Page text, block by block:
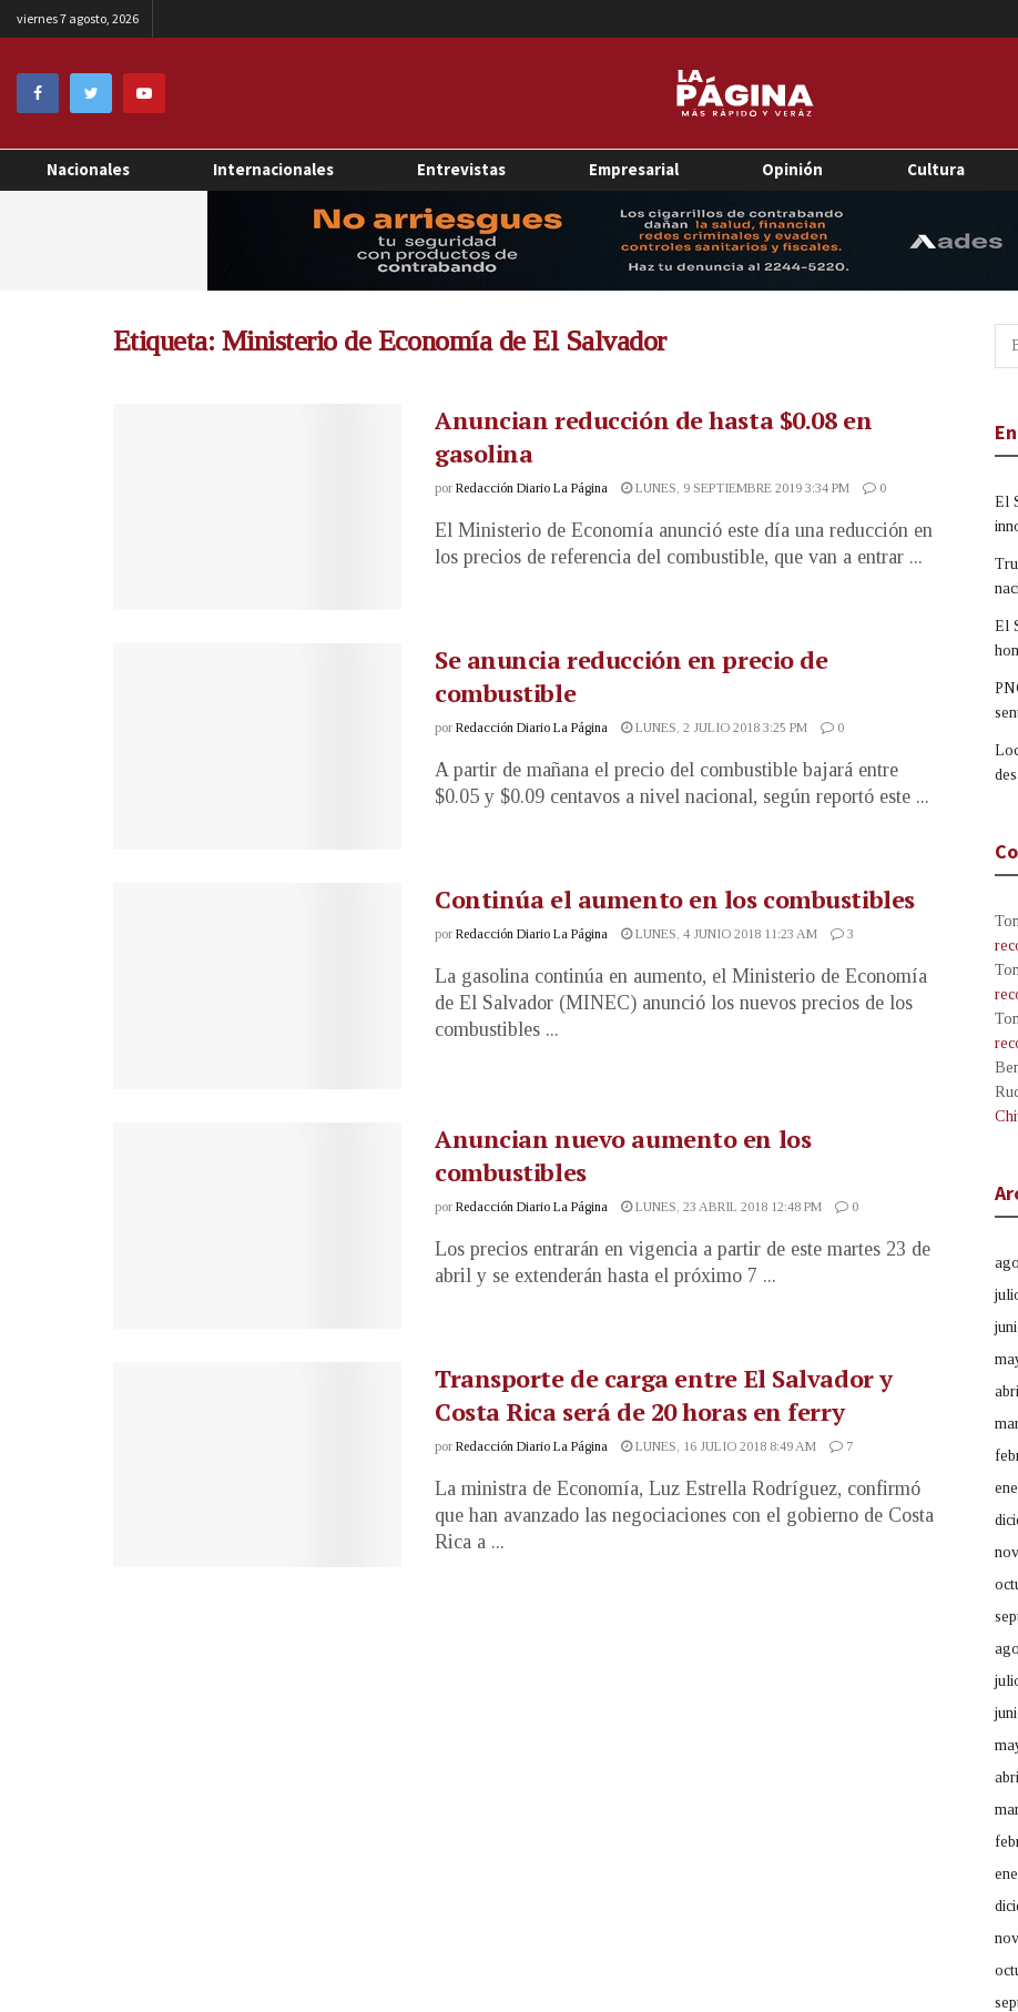
viernes 7 agosto, 2026
Nacionales Internacionales Entrevistas Empresarial Opinión Cultura
Etiqueta: Ministerio de Economía de El Salvador
Anuncian reducción de hasta $0.08 en
gasolina
por Redacción Diario La Página LUNES, 9 SEPTIEMBRE 2019 3:34 PM 0
El Ministerio de Economía anunció este día una reducción en
los precios de referencia del combustible, que van a entrar ...
Se anuncia reducción en precio de
combustible
por Redacción Diario La Página LUNES, 2 JULIO 2018 3:25 PM 0
A partir de mañana el precio del combustible bajará entre
$0.05 y $0.09 centavos a nivel nacional, según reportó este ...
Continúa el aumento en los combustibles
por Redacción Diario La Página LUNES, 4 JUNIO 2018 11:23 AM 3
La gasolina continúa en aumento, el Ministerio de Economía
de El Salvador (MINEC) anunció los nuevos precios de los
combustibles ...
Anuncian nuevo aumento en los
combustibles
por Redacción Diario La Página LUNES, 23 ABRIL 2018 12:48 PM 0
Los precios entrarán en vigencia a partir de este martes 23 de
abril y se extenderán hasta el próximo 7 ...
Transporte de carga entre El Salvador y
Costa Rica será de 20 horas en ferry
por Redacción Diario La Página LUNES, 16 JULIO 2018 8:49 AM 7
La ministra de Economía, Luz Estrella Rodríguez, confirmó
que han avanzado las negociaciones con el gobierno de Costa
Rica a ...
El
El